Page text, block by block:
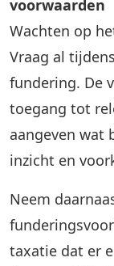
voorwaarden
Wachten op
Vraag al
fundering. De
toegang tot
aangeven wat
inzicht en
Neem
taxatie dat er